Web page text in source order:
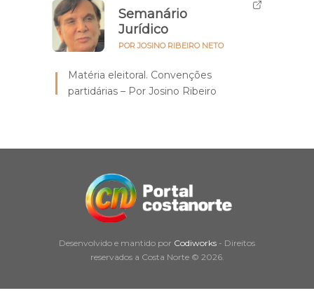
Semanário
Jurídico
POR JOSINO RIBEIRO NETO
Matéria eleitoral. Convenções
partidárias – Por Josino Ribeiro
Desenvolvido e mantido por Codiworks - Direitos
reservados a Costa Norte © 2026.